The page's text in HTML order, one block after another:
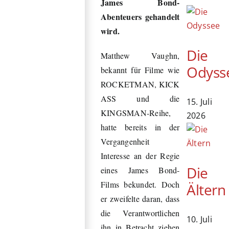
Abenteuers gehandelt
wird.
Matthew Vaughn,
bekannt für Filme wie
ROCKETMAN, KICK
ASS und die
KINGSMAN-Reihe,
hatte bereits in der
Vergangenheit
Interesse an der Regie
eines James Bond-
Films bekundet. Doch
er zweifelte daran, dass
die Verantwortlichen
Die
15. Juli
2026
Die
Ältern
10. Juli